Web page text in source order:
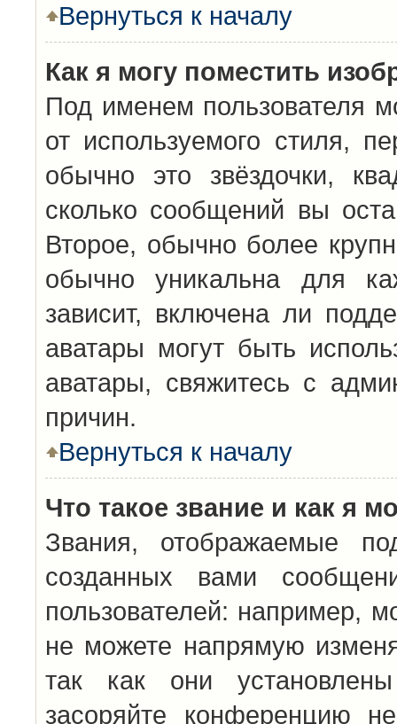
Вернуться к началу
Как я могу поместить
Под именем пользователя
от используемого стиля,
обычно это звёздочки,
сколько сообщений вы
Второе, обычно более
обычно уникальна для
зависит, включена ли
аватары могут быть
аватары, свяжитесь с
причин.
Вернуться к началу
Что такое звание и как я
Звания, отображаемые
созданных вами
пользователей: например,
не можете напрямую
так как они
засоряйте конференцию